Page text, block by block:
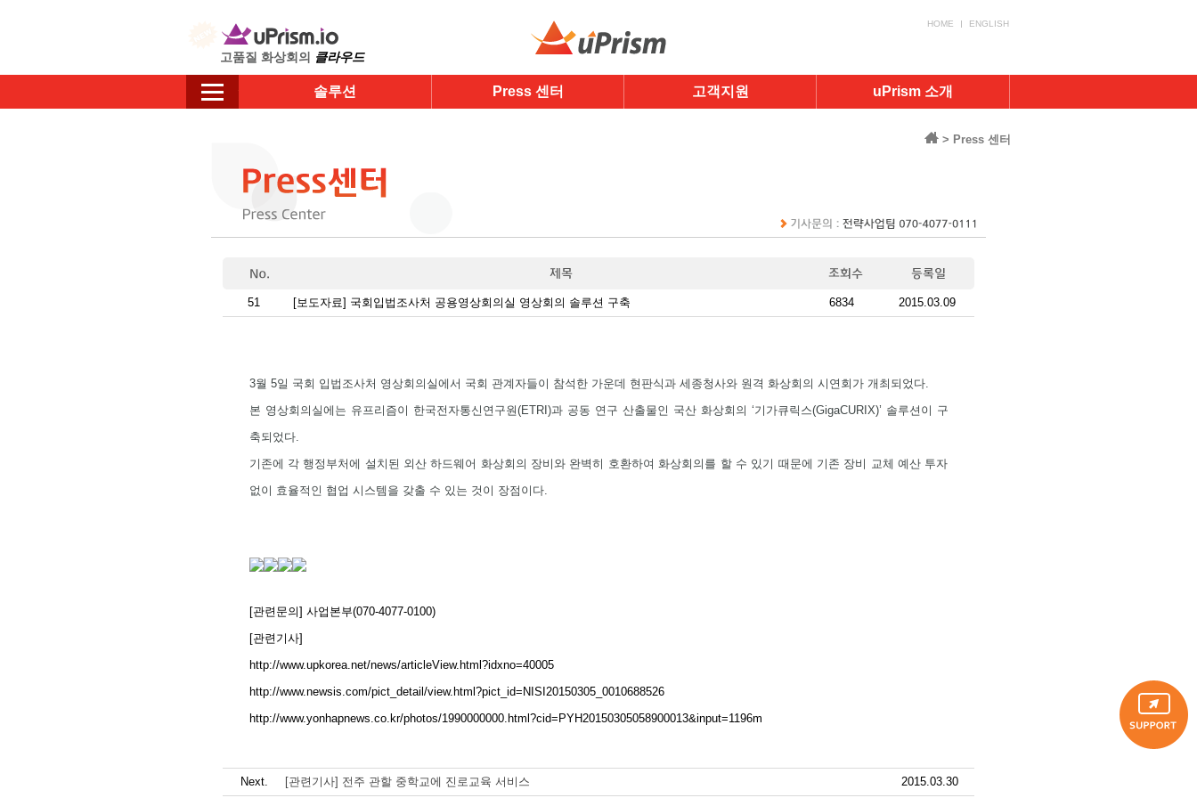
HOME ENGLISH
고품질 화상회의 클라우드
솔루션 Press 센터 고객지원 uPrism 소개
> Press 센터
51 [보도자료] 국회입법조사처 공용영상회의실 영상회의 솔루션 구축 6834 2015.03.09
3월 5일 국회 입법조사처 영상회의실에서 국회 관계자들이 참석한 가운데 현판식과 세종청사와 원격 화상회의 시연회가 개최되었다.
본 영상회의실에는 유프리즘이 한국전자통신연구원(ETRI)과 공동 연구 산출물인 국산 화상회의 ‘기가큐릭스(GigaCURIX)’ 솔루션이 구
축되었다.
기존에 각 행정부처에 설치된 외산 하드웨어 화상회의 장비와 완벽히 호환하여 화상회의를 할 수 있기 때문에 기존 장비 교체 예산 투자
없이 효율적인 협업 시스템을 갖출 수 있는 것이 장점이다.
[관련문의] 사업본부(070-4077-0100)
[관련기사]
http://www.upkorea.net/news/articleView.html?idxno=40005
http://www.newsis.com/pict_detail/view.html?pict_id=NISI20150305_0010688526
http://www.yonhapnews.co.kr/photos/1990000000.html?cid=PYH20150305058900013&input=1196m
Next. 2015.03.30
[관련기사] 전주 관할 중학교에 진로교육 서비스